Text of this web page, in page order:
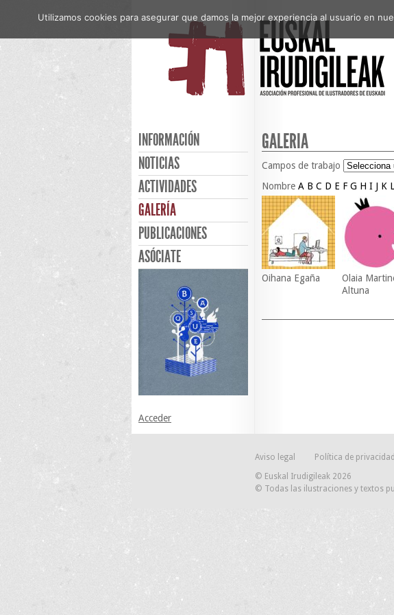
INFORMACIÓN
NOTICIAS
ACTIVIDADES
GALERÍA
PUBLICACIONES
ASÓCIATE
Acceder
GALERÍA
Campos de trabajo
Nombre A B C D E F G H I J K L
Oihana Egaña
Olaia
Altuna
Aviso legal Política de privacidad
© Euskal Irudigileak 2026
© Todas las ilustraciones y textos
Utilizamos cookies para asegurar que damos la mejor experiencia al usuario en